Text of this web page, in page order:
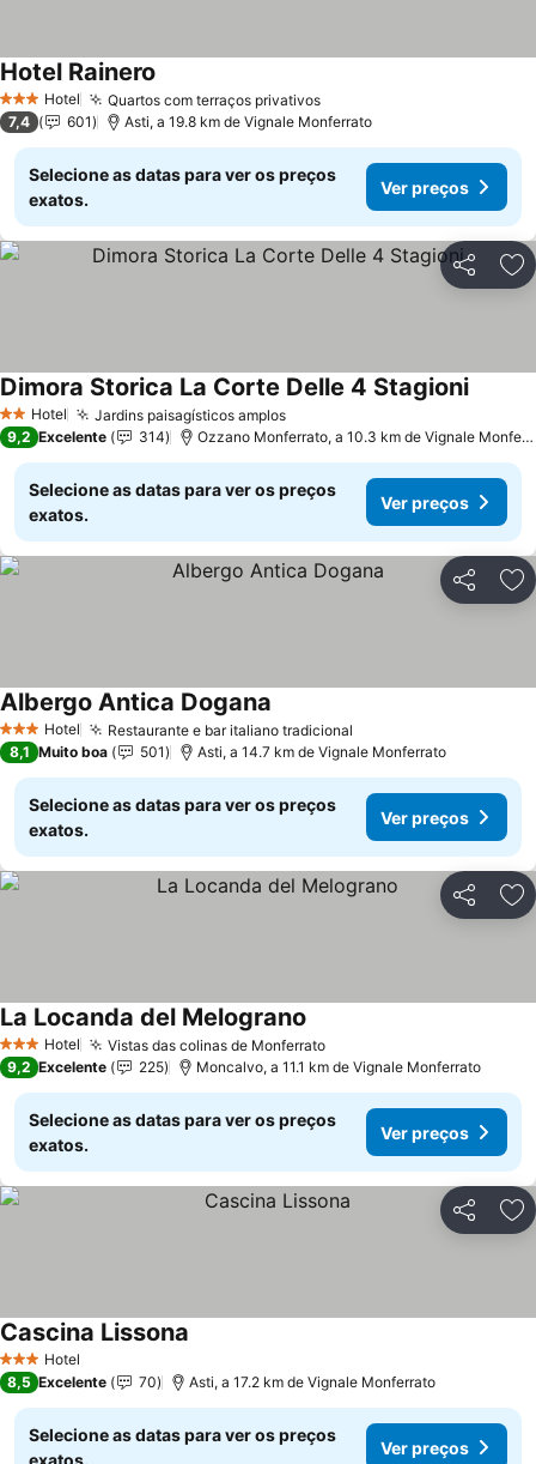
3 EstrelasHotel Quartos com terraços privativos
Hotel Rainero
7,4 601 Asti, a 19.8 km de Vignale Monferrato
Selecione as datas para ver os preços
exatos.
Ver preços
Partilhar
2 Estrelas
Hotel Jardins paisagísticos amplos
Dimora Storica La Corte Delle 4 Stagioni
9,2 Excelente 314 Ozzano Monferrato, a 10.3 km de Vignale Monferrato
Selecione as datas para ver os preços
exatos.
Ver preços
Partilhar
3 EstrelasHotel Restaurante e bar italiano tradicional
Albergo Antica Dogana
8,1 Muito boa 501 Asti, a 14.7 km de Vignale Monferrato
Selecione as datas para ver os preços
exatos.
Ver preços
Partilhar
3 EstrelasHotel Vistas das colinas de Monferrato
La Locanda del Melograno
9,2 Excelente 225 Moncalvo, a 11.1 km de Vignale Monferrato
Selecione as datas para ver os preços
exatos.
Ver preços
Partilhar
3 EstrelasHotel
Cascina Lissona
8,5 Excelente 70 Asti, a 17.2 km de Vignale Monferrato
Selecione as datas para ver os preços
exatos.
Ver preços